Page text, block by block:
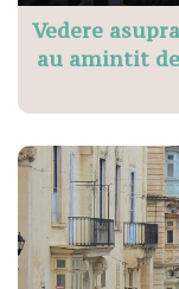
Vedere
au amintit